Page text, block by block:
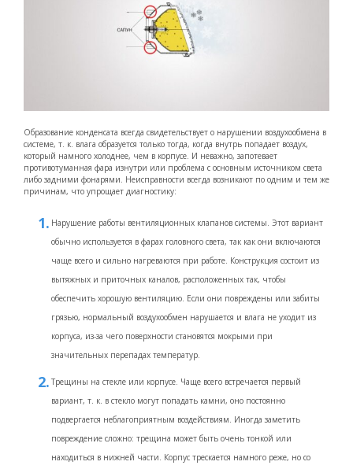
Образование конденсата всегда свидетельствует о нарушении воздухообмена в
системе, т. к. влага образуется только тогда, когда внутрь попадает воздух,
который намного холоднее, чем в корпусе. И неважно, запотевает
противотуманная фара изнутри или проблема с основным источником света
либо задними фонарями. Неисправности всегда возникают по одним и тем же
причинам, что упрощает диагностику:
Нарушение работы вентиляционных клапанов системы. Этот вариант
обычно используется в фарах головного света, так как они включаются
чаще всего и сильно нагреваются при работе. Конструкция состоит из
вытяжных и приточных каналов, расположенных так, чтобы
обеспечить хорошую вентиляцию. Если они повреждены или забиты
грязью, нормальный воздухообмен нарушается и влага не уходит из
корпуса, из-за чего поверхности становятся мокрыми при
значительных перепадах температур.
Трещины на стекле или корпусе. Чаще всего встречается первый
вариант, т. к. в стекло могут попадать камни, оно постоянно
подвергается неблагоприятным воздействиям. Иногда заметить
повреждение сложно: трещина может быть очень тонкой или
находиться в нижней части. Корпус трескается намного реже, но со